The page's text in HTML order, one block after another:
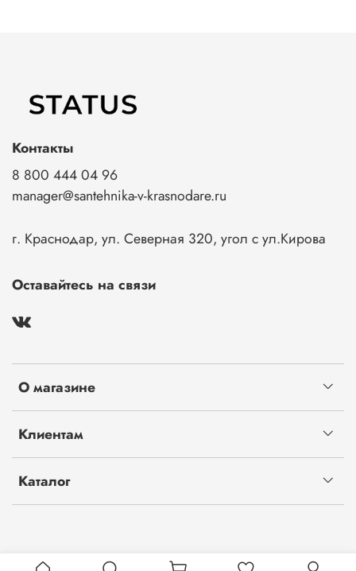
О магазине
Клиентам
Каталог
Контакты
8 800 444 04 96
manager@santehnika-v-krasnodare.ru
г. Краснодар, ул. Северная 320, угол с ул.Кирова
Оставайтесь на связи